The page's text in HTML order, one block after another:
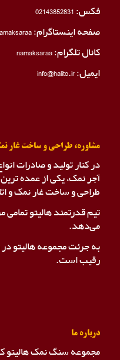
فکس:02143852831
صفحه اینستاگرام:
کانال تلگرام:namaksaraa
ایمیل: info@halito.ir
مشاوره، طراحی و ساخت غار
در کنار تولید و صادرات
آجر نمک، یکی از عمده ترین
طراحی و ساخت غار نمک و
تیم قدرتمند هالیتو تمامی
می‌دهد.
به جرئت مجموعه هالیتو
رقیب است.
درباره ما
مجموعه سنگ نمک هالیتو